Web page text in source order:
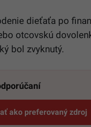
dieťaťa po
otcovskú
bol zvyknutý.
ako preferovaný zdroj
Startitup, odkaz